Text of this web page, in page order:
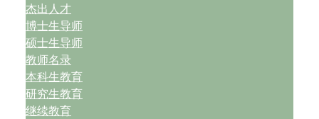
杰出人才
博士生导师
硕士生导师
教师名录
本科生教育
研究生教育
继续教育